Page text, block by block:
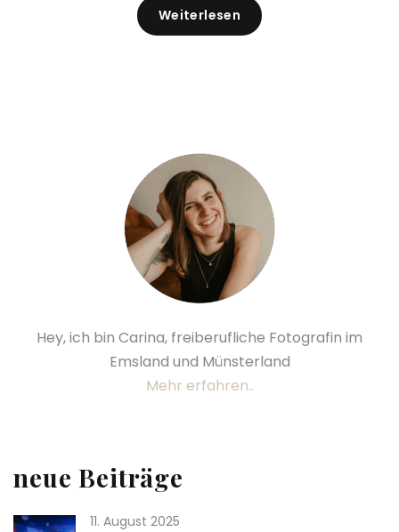
Weiterlesen
Hey, ich bin Carina, freiberufliche Fotografin im
Emsland und Münsterland
Mehr erfahren..
neue Beiträge
11. August 2025